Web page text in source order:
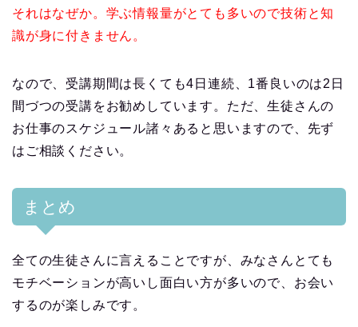
それはなぜか。学ぶ情報量がとても多いので技術と知
識が身に付きません。
なので、受講期間は長くても4日連続、1番良いのは2日
間づつの受講をお勧めしています。ただ、生徒さんの
お仕事のスケジュール諸々あると思いますので、先ず
はご相談ください。
まとめ
全ての生徒さんに言えることですが、みなさんとても
モチベーションが高いし面白い方が多いので、お会い
するのが楽しみです。